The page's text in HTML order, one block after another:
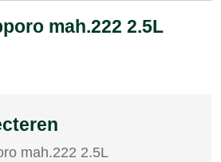
mah.222 2.5L
mah.222 2.5L